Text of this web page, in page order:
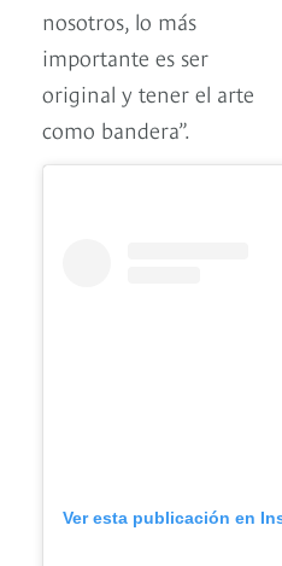
nosotros, lo más
importante es ser
original y tener el arte
como bandera”.
Ver esta publicación en